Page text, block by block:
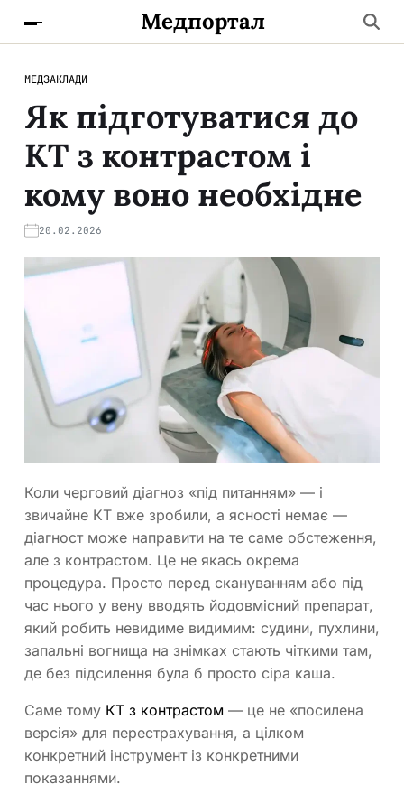
Медпортал
МЕДЗАКЛАДИ
Як підготуватися до
КТ з контрастом і
кому воно необхідне
20.02.2026
Коли черговий діагноз «під питанням» — і
звичайне КТ вже зробили, а ясності немає —
діагност може направити на те саме обстеження,
але з контрастом. Це не якась окрема
процедура. Просто перед скануванням або під
час нього у вену вводять йодовмісний препарат,
який робить невидиме видимим: судини, пухлини,
запальні вогнища на знімках стають чіткими там,
де без підсилення була б просто сіра каша.
Саме тому КТ з контрастом — це не «посилена
версія» для перестрахування, а цілком
конкретний інструмент із конкретними
показаннями.